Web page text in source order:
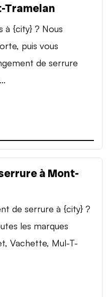
Tramelan
à {city} ? Nous
puis vous
de serrure
à Mont-
de serrure à {city} ?
les marques
Vachette, Mul-T-